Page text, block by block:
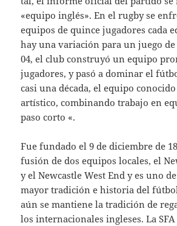
«equipo inglés». En el rugby se
equipos de quince jugadores cada
hay una variación para un juego de
04, el club construyó un equipo
jugadores, y pasó a dominar el
casi una década, el equipo
artístico, combinando trabajo en
paso corto «.
Fue fundado el 9 de diciembre de
fusión de dos equipos locales, el
y el Newcastle West End y es uno
mayor tradición e historia del
aún se mantiene la tradición de
los internacionales ingleses. La SFA